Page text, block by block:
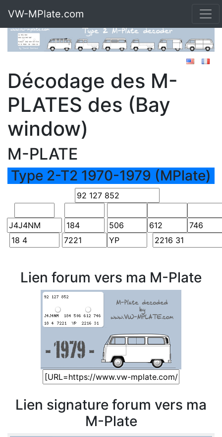
VW-MPlate.com
Décodage des M-
PLATES des (Bay
window)
M-PLATE
Type 2-T2 1970-1979 (MPlate)
Lien forum vers ma M-Plate
Lien signature forum vers ma
M-Plate